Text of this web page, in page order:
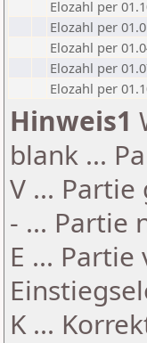
Elozahl per
Elozahl per
Elozahl per
Elozahl per
Elozahl per
Hinweis1
blank ...
V ...
- ... Partie
E ...
K ...